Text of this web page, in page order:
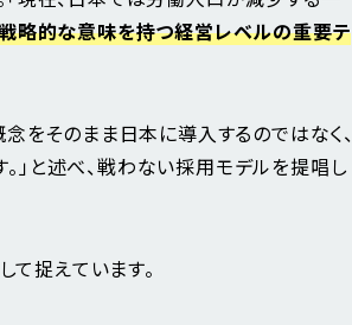
略的な意味を持つ経営レベルの重要テ
をそのまま日本に導入するのではなく、
」と述べ、戦わない採用モデルを提唱し
て捉えています。